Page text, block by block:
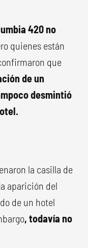
420 no
quienes están
que
de un
desmintió
la casilla de
aparición del
de un hotel
, todavía no